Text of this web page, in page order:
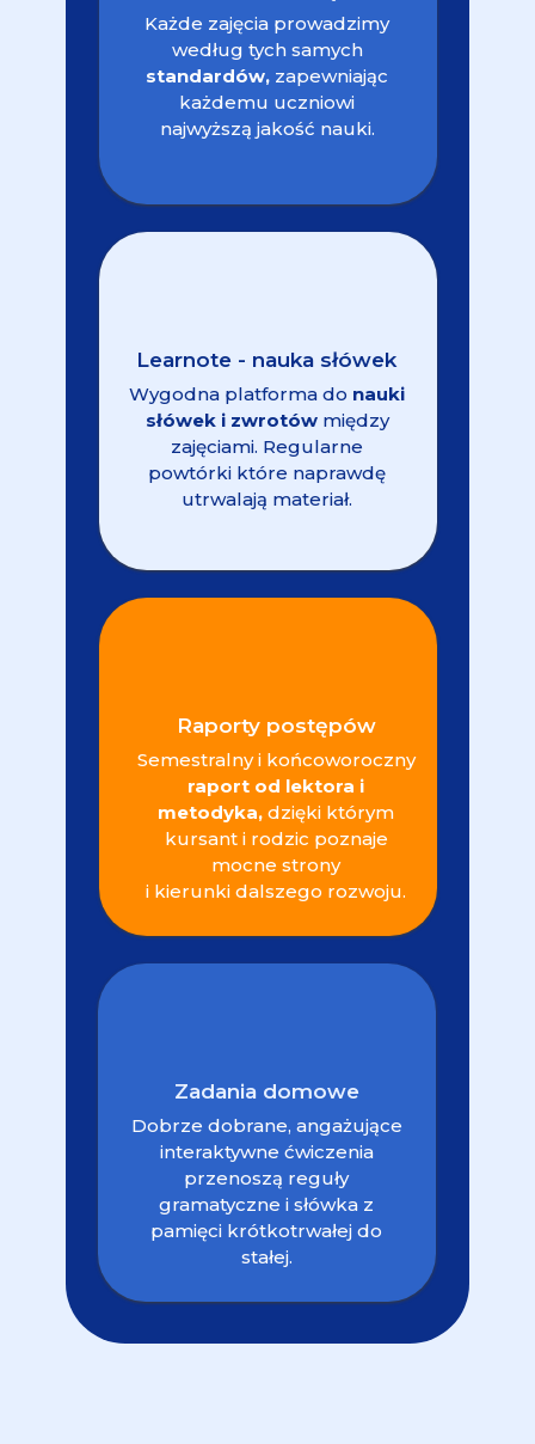
Zadania domowe
Dobrze dobrane, angażujące
interaktywne ćwiczenia
przenoszą reguły
gramatyczne i słówka z
pamięci krótkotrwałej do
stałej.
Learnote - nauka słówek
Wygodna platforma do nauki
słówek i zwrotówmiędzy
zajęciami. Regularne
powtórki które naprawdę
utrwalają materiał.
Każde zajęcia prowadzimy
według tych samych
standardów, zapewniając
każdemu uczniowi
najwyższą jakość nauki.
Raporty postępów
Semestralny i końcoworoczny
raport od lektora i
metodyka, dzięki którym
kursant i rodzic poznaje
mocne strony
i kierunki dalszego rozwoju.